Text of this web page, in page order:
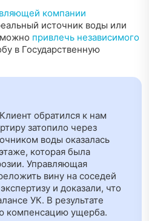
компании
источник воды или
можно привлечь независимого
в Государственную
обратился к нам
затопило через
воды оказалась
которая была
Управляющая
вину на соседей
и доказали, что
УК. В результате
компенсацию ущерба.